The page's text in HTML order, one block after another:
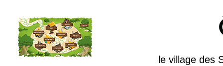
le village des